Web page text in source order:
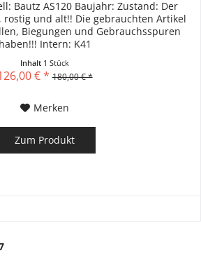
Bautz AS120 Baujahr: Zustand: Der
und alt!! Die gebrauchten Artikel
Biegungen und Gebrauchsspuren
haben!!! Intern: K41
Inhalt 1 Stück
€ * 180,00 € *
Merken
Zum Produkt